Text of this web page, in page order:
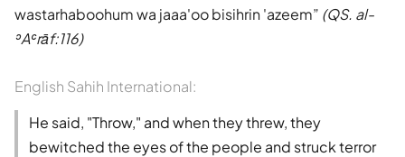
wastarhaboohum wa jaaa'oo bisihrin 'azeem (QS. al-
ʾAʿrāf:116)
English Sahih International:
He said, "Throw," and when they threw, they
bewitched the eyes of the people and struck terror